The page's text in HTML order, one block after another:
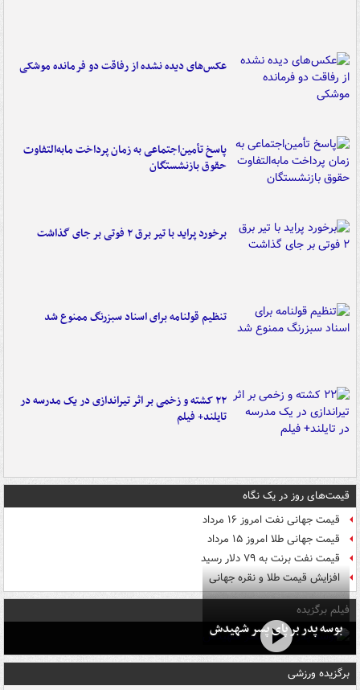
عکس‌های دیده نشده از رفاقت دو فرمانده‌ موشکی
پاسخ تأمین‌اجتماعی به زمان پرداخت مابه‌التفاوت
حقوق بازنشستگان
برخورد پراید با تیر برق ۲ فوتی بر جای گذاشت
تنظیم قولنامه برای اسناد سبزرنگ ممنوع شد
۲۲ کشته و زخمی بر اثر تیراندازی در یک مدرسه در
تایلند+ فیلم
قیمت‌های روز در یک نگاه
قیمت جهانی نفت امروز ۱۶ مرداد
قیمت جهانی طلا امروز ۱۵ مرداد
قیمت نفت برنت به ۷۹ دلار رسید
افزایش قیمت طلا و نقره جهانی
فیلم برگزیده
بوسه‌ پدر بر پای پسر شهیدش
برگزیده ورزشی